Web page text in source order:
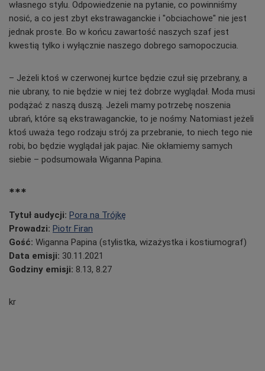
własnego stylu. Odpowiedzenie na pytanie, co powinniśmy
nosić, a co jest zbyt ekstrawaganckie i "obciachowe" nie jest
jednak proste. Bo w końcu zawartość naszych szaf jest
kwestią tylko i wyłącznie naszego dobrego samopoczucia.
– Jeżeli ktoś w czerwonej kurtce będzie czuł się przebrany, a
nie ubrany, to nie będzie w niej też dobrze wyglądał. Moda musi
podążać z naszą duszą. Jeżeli mamy potrzebę noszenia
ubrań, które są ekstrawaganckie, to je nośmy. Natomiast jeżeli
ktoś uważa tego rodzaju strój za przebranie, to niech tego nie
robi, bo będzie wyglądał jak pajac. Nie okłamiemy samych
siebie – podsumowała Wiganna Papina.
***
Tytuł audycji: Pora na Trójkę
Prowadzi: Piotr Firan
Gość: Wiganna Papina (stylistka, wizażystka i kostiumograf)
Data emisji: 30.11.2021
Godziny emisji: 8.13, 8.27
kr